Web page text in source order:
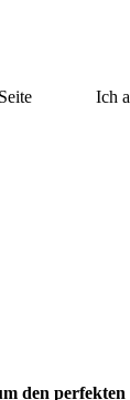
Ich
den perfekten